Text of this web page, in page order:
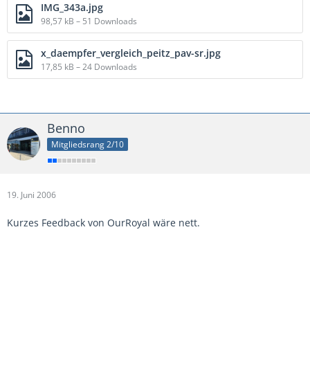
IMG_343a.jpg
98,57 kB – 51 Downloads
x_daempfer_vergleich_peitz_pav-sr.jpg
17,85 kB – 24 Downloads
Benno
Mitgliedsrang 2/10
19. Juni 2006
Kurzes Feedback von OurRoyal wäre nett.